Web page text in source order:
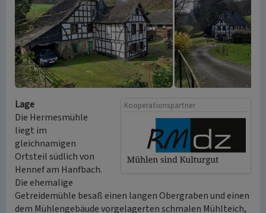
Kooperationspartner
Lage
Die Hermesmühle
liegt im
gleichnamigen
Ortsteil südlich von
Hennef am Hanfbach.
Die ehemalige
Getreidemühle besaß einen langen Obergraben und einen
dem Mühlengebäude vorgelagerten schmalen Mühlteich,